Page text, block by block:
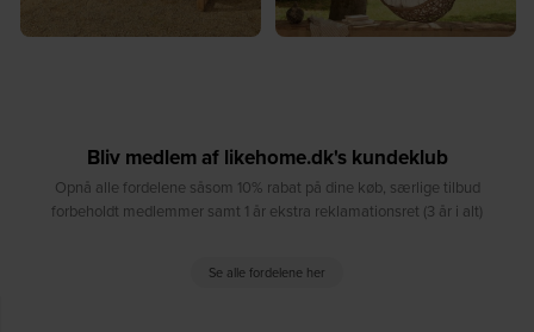
Bliv medlem af likehome.dk's kundeklub
Opnå alle fordelene såsom 10% rabat på dine køb, særlige tilbud
forbeholdt medlemmer samt 1 år ekstra reklamationsret (3 år i alt)
Se alle fordelene her